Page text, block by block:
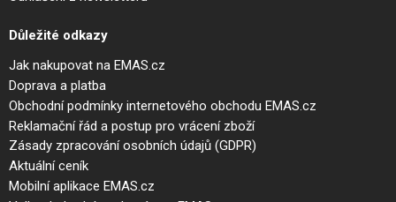
Důležité odkazy
Jak nakupovat na EMAS.cz
Doprava a platba
Obchodní podmínky internetového obchodu EMAS.cz
Reklamační řád a postup pro vrácení zboží
Zásady zpracování osobních údajů (GDPR)
Aktuální ceník
Mobilní aplikace EMAS.cz